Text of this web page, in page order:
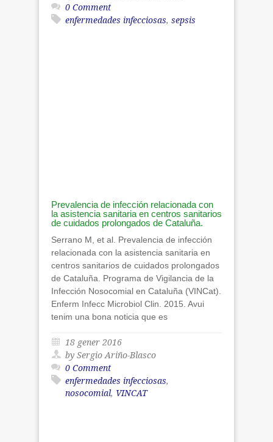
0 Comment
enfermedades infecciosas, sepsis
Prevalencia de infección relacionada con
la asistencia sanitaria en centros sanitarios
de cuidados prolongados de Cataluña.
Serrano M, et al. Prevalencia de infección
relacionada con la asistencia sanitaria en
centros sanitarios de cuidados prolongados
de Cataluña. Programa de Vigilancia de la
Infección Nosocomial en Cataluña (VINCat).
Enferm Infecc Microbiol Clin. 2015. Avui
tenim una bona noticia que es
18 gener 2016
by Sergio Ariño-Blasco
0 Comment
enfermedades infecciosas,
nosocomial, VINCAT